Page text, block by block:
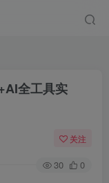
全工具实
关注
30 0